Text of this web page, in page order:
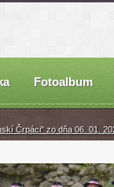
Fotoalbum
Črpáci" zo dňa 06. 01.